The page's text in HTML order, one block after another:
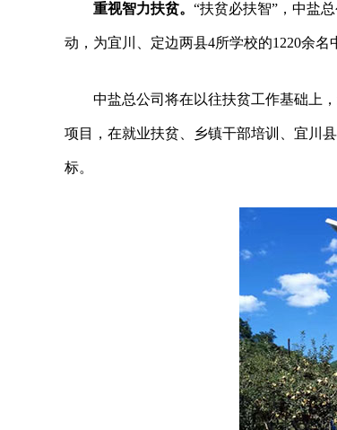
重视智力扶贫。 “扶贫必扶智”，中盐
动，为宜川、定边两县4所学校的1220余
中盐总公司将在以往扶贫工作基础上
项目，在就业扶贫、乡镇干部培训、宜川
标。